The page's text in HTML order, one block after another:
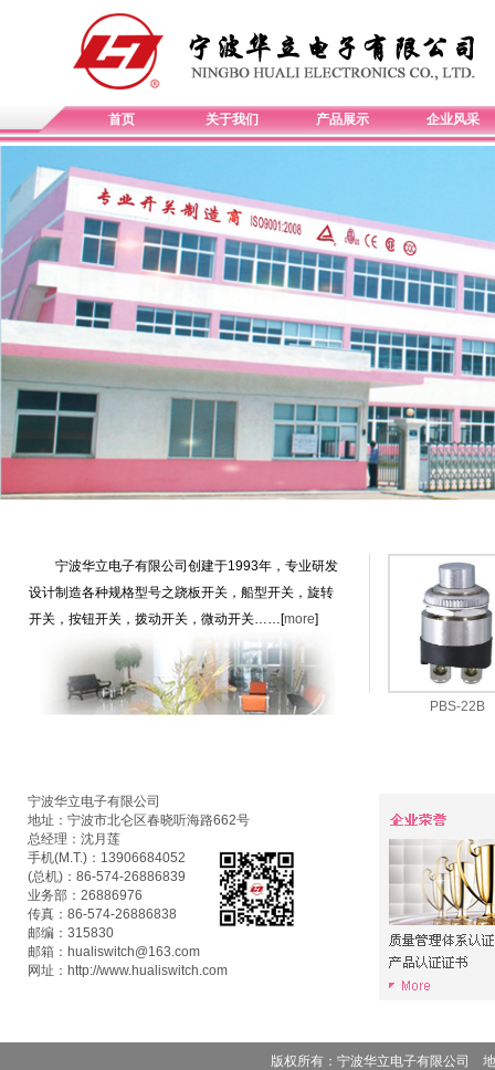
首页 关于我们 产品展示 企业风采
宁波华立电子有限公司创建于1993年，专业研发
设计制造各种规格型号之跷板开关，船型开关，旋转
开关，按钮开关，拨动开关，微动开关……[more]
KND6-203N3-5 KND6-201D2-4 PBS-22B
宁波华立电子有限公司
地址：宁波市北仑区春晓听海路662号
总经理：沈月莲
手机(M.T.)：13906684052
(总机)：86-574-26886839
业务部：26886976
传真：86-574-26886838
邮编：315830
邮箱：hualiswitch@163.com
网址：http://www.hualiswitch.com
版权所有：宁波华立电子有限公司